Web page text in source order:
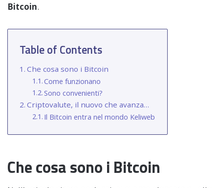
Bitcoin.
Table of Contents
Che cosa sono i Bitcoin
Come funzionano
Sono convenienti?
Criptovalute, il nuovo che avanza…
Il Bitcoin entra nel mondo Keliweb
Che cosa sono i Bitcoin